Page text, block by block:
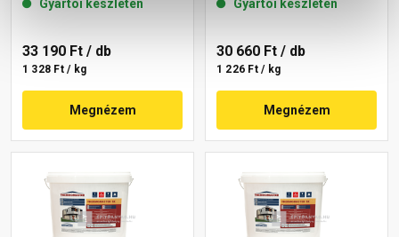
Gyártói készleten
33 190 Ft / db
1 328 Ft / kg
Megnézem
Gyártói készleten
30 660 Ft / db
1 226 Ft / kg
Megnézem